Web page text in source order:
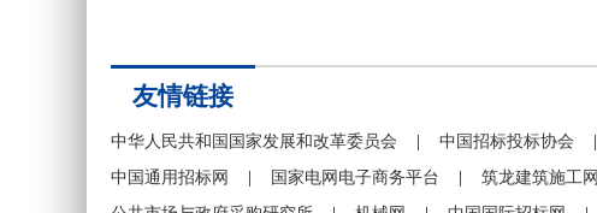
友情链接
中华人民共和国国家发展和改革委员会 中国招标投标协会
中国通用招标网
国家电网电子商务平台 筑龙建筑施工网